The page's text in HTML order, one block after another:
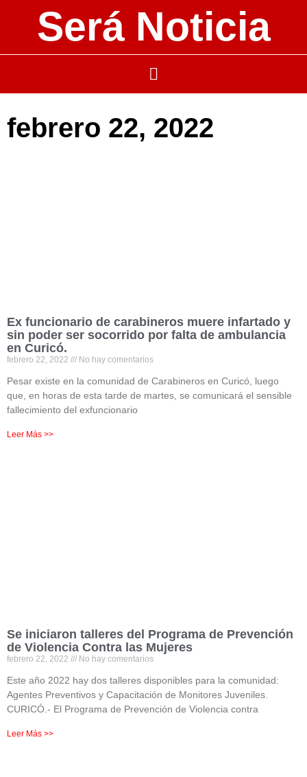
Será Noticia
febrero 22, 2022
Ex funcionario de carabineros muere infartado y
sin poder ser socorrido por falta de ambulancia
en Curicó.
febrero 22, 2022 No hay comentarios
Pesar existe en la comunidad de Carabineros en Curicó, luego
que, en horas de esta tarde de martes, se comunicará el sensible
fallecimiento del exfuncionario
Leer Más >>
Se iniciaron talleres del Programa de Prevención
de Violencia Contra las Mujeres
febrero 22, 2022 No hay comentarios
Este año 2022 hay dos talleres disponibles para la comunidad:
Agentes Preventivos y Capacitación de Monitores Juveniles.
CURICÓ.- El Programa de Prevención de Violencia contra
Leer Más >>